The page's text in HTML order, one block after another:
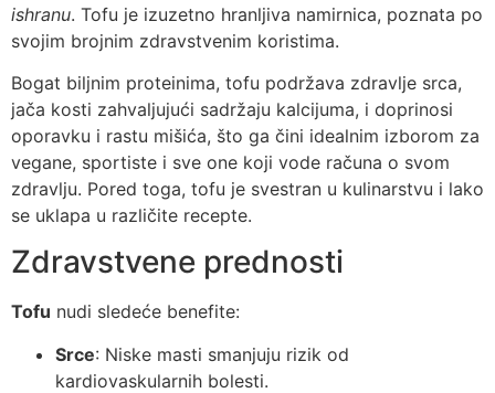
ishranu. Tofu je izuzetno hranljiva namirnica, poznata po
svojim brojnim zdravstvenim koristima.
Bogat biljnim proteinima, tofu podržava zdravlje srca,
jača kosti zahvaljujući sadržaju kalcijuma, i doprinosi
oporavku i rastu mišića, što ga čini idealnim izborom za
vegane, sportiste i sve one koji vode računa o svom
zdravlju. Pored toga, tofu je svestran u kulinarstvu i lako
se uklapa u različite recepte.
Zdravstvene prednosti
Tofu nudi sledeće benefite:
Srce: Niske masti smanjuju rizik od
kardiovaskularnih bolesti.